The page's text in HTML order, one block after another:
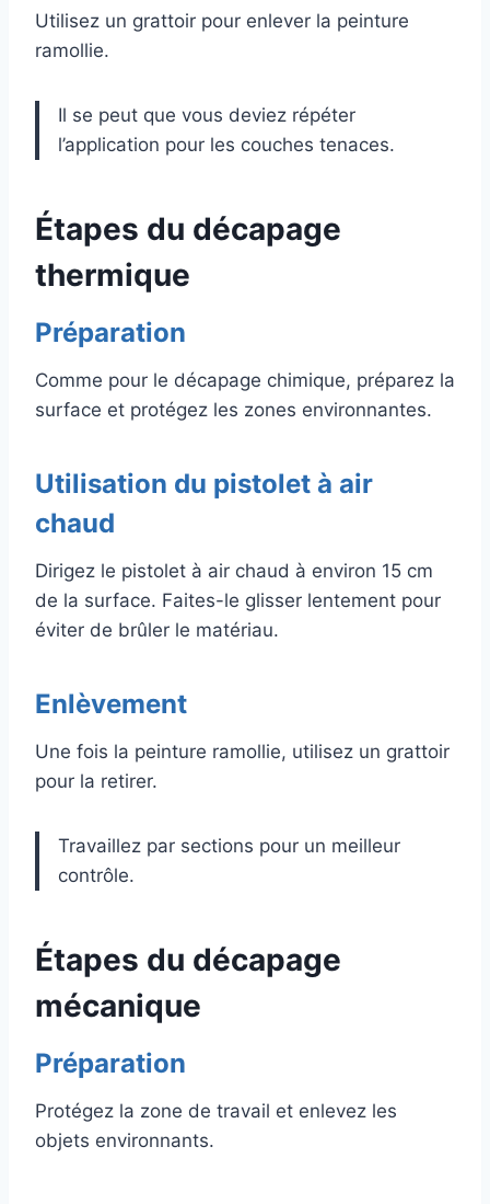
Utilisez un grattoir pour enlever la peinture
ramollie.
Il se peut que vous deviez répéter
l’application pour les couches tenaces.
Étapes du décapage
thermique
Préparation
Comme pour le décapage chimique, préparez la
surface et protégez les zones environnantes.
Utilisation du pistolet à air
chaud
Dirigez le pistolet à air chaud à environ 15 cm
de la surface. Faites-le glisser lentement pour
éviter de brûler le matériau.
Enlèvement
Une fois la peinture ramollie, utilisez un grattoir
pour la retirer.
Travaillez par sections pour un meilleur
contrôle.
Étapes du décapage
mécanique
Préparation
Protégez la zone de travail et enlevez les
objets environnants.